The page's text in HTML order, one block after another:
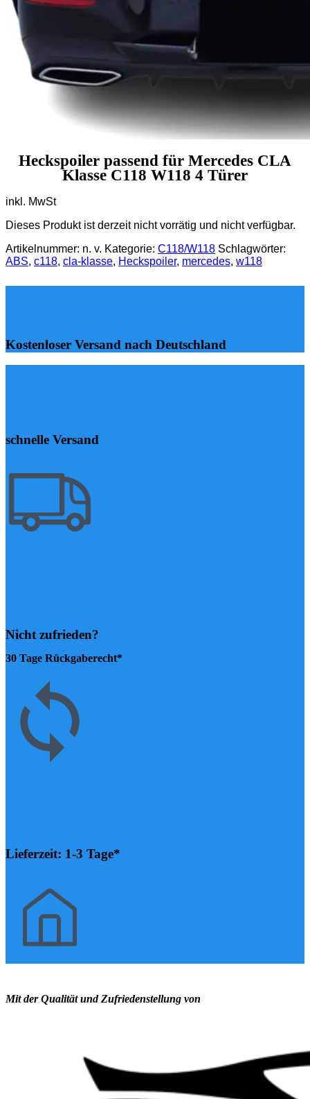
Heckspoiler passend für Mercedes CLA
Klasse C118 W118 4 Türer
inkl. MwSt
Dieses Produkt ist derzeit nicht vorrätig und nicht verfügbar.
Artikelnummer: n. v. Kategorie: C118/W118 Schlagwörter:
ABS, c118, cla-klasse, Heckspoiler, mercedes, w118
Kostenloser Versand nach Deutschland
schnelle Versand
Nicht zufrieden?
30 Tage Rückgaberecht*
Lieferzeit: 1-3 Tage*
Mit der Qualität und Zufriedenstellung von